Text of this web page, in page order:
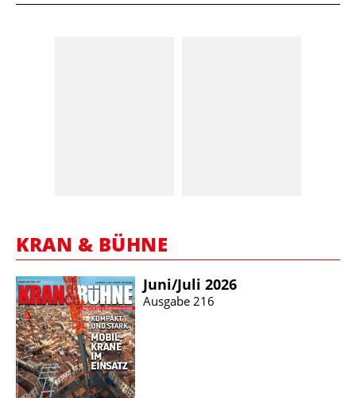
KRAN & BÜHNE
Juni/​Juli 2026
Ausgabe 216